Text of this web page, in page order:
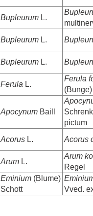
Bupleurum L.
Bupleurum L.
Bupleurum L.
Ferula L.
Ferula
Apocynum Baill
pictum
Acorus L.
Acorus
Arum L.
Arum
Regel
Eminium (Blume)
Schott
Vved.